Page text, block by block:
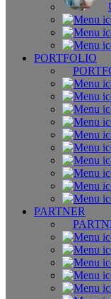
PORTFOLIO
PARTNER